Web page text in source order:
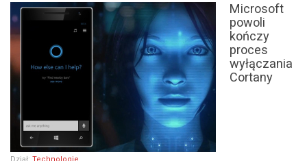
Microsoft
powoli
kończy
proces
wyłączania
Cortany
Dział: Technologie